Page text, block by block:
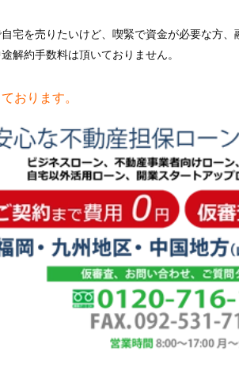
宅を売りたいけど、喫緊で資金が必要な方
解約手数料は頂いておりません。
おります。